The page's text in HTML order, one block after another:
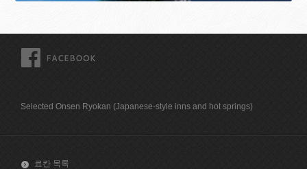
Selected Onsen Ryokan (Japanese-style inns and hot springs)
료칸 목록